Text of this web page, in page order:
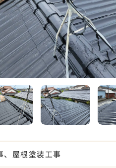
、屋根塗装工事